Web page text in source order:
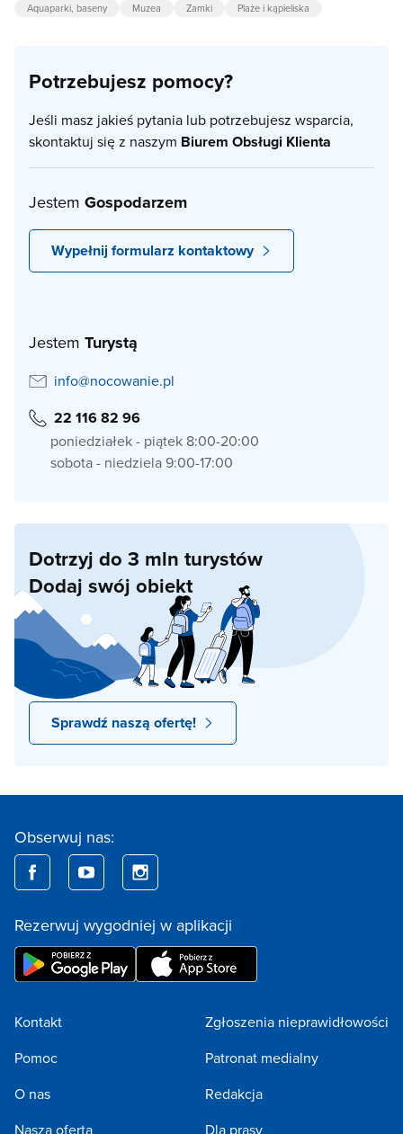
Aquaparki, baseny Muzea Zamki Plaże i kąpieliska
Potrzebujesz pomocy?
Jeśli masz jakieś pytania lub potrzebujesz wsparcia,
skontaktuj się z naszym Biurem Obsługi Klienta
Jestem Gospodarzem
Wypełnij formularz kontaktowy
Jestem Turystą
info@nocowanie.pl
22 116 82 96
poniedziałek - piątek 8:00-20:00
sobota - niedziela 9:00-17:00
Dotrzyj do 3 mln turystów
Dodaj swój obiekt
Sprawdź naszą ofertę!
Obserwuj nas:
Rezerwuj wygodniej w aplikacji
Kontakt
Pomoc
O nas
Nasza oferta
Zgłoszenia nieprawidłowości
Patronat medialny
Redakcja
Dla prasy